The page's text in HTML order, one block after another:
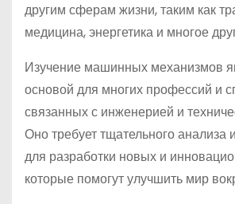
другим сферам жизни, таким как
медицина, энергетика и многое
Изучение машинных механизмов
основой для многих профессий и
связанных с инженерией и
Оно требует тщательного анализа
для разработки новых и
которые помогут улучшить мир